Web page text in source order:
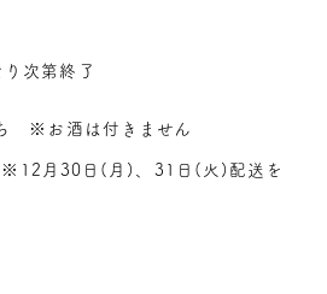
次第終了
※お酒は付きません
月30日(月)、31日(火)配送を